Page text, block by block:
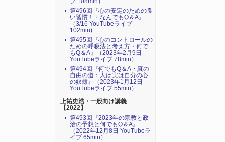
ブ 108min）
第496回『心の安定のための良
い習慣！・なんでもQ＆A』
（3/16 YouTubeライブ
102min)
第495回『心のコントロールの
ための呼吸法と考え方・何で
もQ＆A』（2023年2月9日
YouTubeライブ 78min）
第494回『何でもQ＆A・真の
自由の道：人は実は自分の心
の奴隷』（2023年1月12日
YouTubeライブ 55min）
上祐史浩・一般向け講義
【2022】
第493回『2023年の宗教と政
治の予想と何でもQ＆A』
（2022年12月8日 YouTubeラ
イブ 65min）